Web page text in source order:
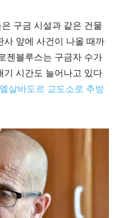
구금 시설과 같은 건물
앞에 사건이 나올 때까
젠블루스는 구금자 수가
기 시간도 늘어나고 있다
살바도르 교도소로 추방